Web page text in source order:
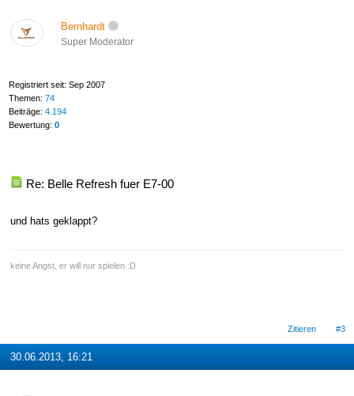
Bernhardt
Super Moderator
Registriert seit: Sep 2007
Themen: 74
Beiträge: 4.194
Bewertung: 0
Re: Belle Refresh fuer E7-00
und hats geklappt?
keine Angst, er will nur spielen :D
Zitieren #3
30.06.2013, 16:21